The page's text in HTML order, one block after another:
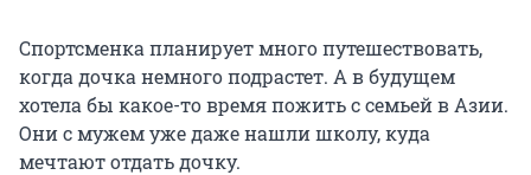
Спортсменка планирует много путешествовать,
когда дочка немного подрастет. А в будущем
хотела бы какое-то время пожить с семьей в Азии.
Они с мужем уже даже нашли школу, куда
мечтают отдать дочку.